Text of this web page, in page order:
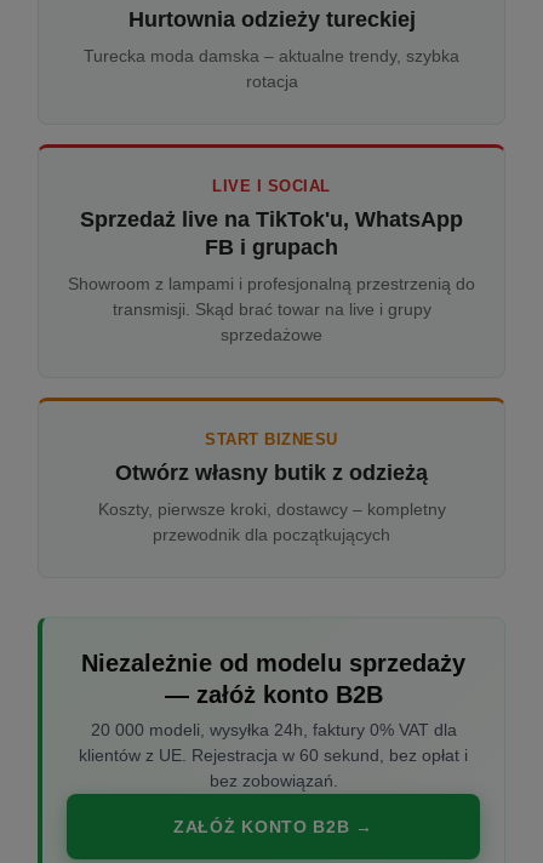
Hurtownia odzieży tureckiej
Turecka moda damska – aktualne trendy, szybka
rotacja
LIVE I SOCIAL
Sprzedaż live na TikTok'u, WhatsApp
FB i grupach
Showroom z lampami i profesjonalną przestrzenią do
transmisji. Skąd brać towar na live i grupy
sprzedażowe
START BIZNESU
Otwórz własny butik z odzieżą
Koszty, pierwsze kroki, dostawcy – kompletny
przewodnik dla początkujących
Niezależnie od modelu sprzedaży
— załóż konto B2B
20 000 modeli, wysyłka 24h, faktury 0% VAT dla
klientów z UE. Rejestracja w 60 sekund, bez opłat i
bez zobowiązań.
ZAŁÓŻ KONTO B2B →